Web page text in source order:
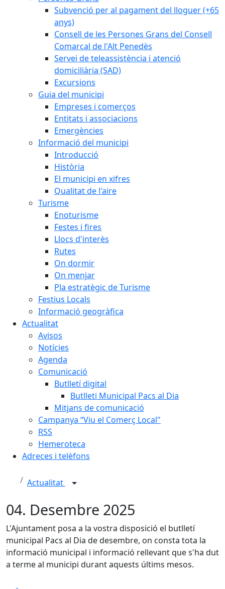
Subvenció per al pagament del lloguer (+65
anys)
Consell de les Persones Grans del Consell
Comarcal de l'Alt Penedès
Servei de teleassistència i atenció
domiciliària (SAD)
Excursions
Guia del municipi
Empreses i comerços
Entitats i associacions
Emergències
Informació del municipi
Introducció
Història
El municipi en xifres
Qualitat de l'aire
Turisme
Enoturisme
Festes i fires
Llocs d'interès
Rutes
On dormir
On menjar
Pla estratègic de Turisme
Festius Locals
Informació geogràfica
Actualitat
Avisos
Notícies
Agenda
Comunicació
Butlletí digital
Butlleti Municipal Pacs al Dia
Mitjans de comunicació
Campanya “Viu el Comerç Local"
RSS
Hemeroteca
Adreces i telèfons
Actualitat
04. Desembre 2025
L'Ajuntament posa a la vostra disposició el butlletí
municipal Pacs al Dia de desembre, on consta tota la
informació municipal i informació rellevant que s'ha dut
a terme al municipi durant aquests últims mesos.